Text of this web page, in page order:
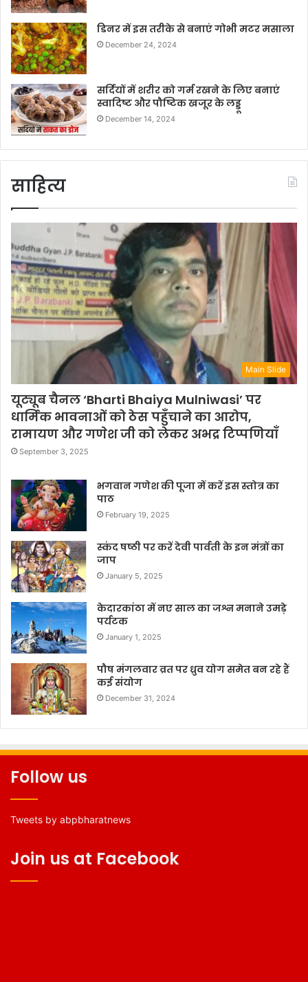
डिनर में इस तरीके से बनाएं गोभी मटर मसाला
December 24, 2024
सर्दियों में शरीर को गर्म रखने के लिए बनाएं
स्वादिष्ट और पौष्टिक खजूर के लड्डू
December 14, 2024
साहित्य
Main Slide
यूट्यूब चैनल ‘Bharti Bhaiya Mulniwasi’ पर
धार्मिक भावनाओं को ठेस पहुँचाने का आरोप,
रामायण और गणेश जी को लेकर अभद्र टिप्पणियाँ
September 3, 2025
भगवान गणेश की पूजा में करें इस स्तोत्र का
पाठ
February 19, 2025
स्कंद षष्ठी पर करें देवी पार्वती के इन मंत्रों का
जाप
January 5, 2025
केदारकांठा में नए साल का जश्न मनाने उमड़े
पर्यटक
January 1, 2025
पौष मंगलवार व्रत पर ध्रुव योग समेत बन रहे हैं
कई संयोग
December 31, 2024
Follow us
Tweets by abpbharatnews
Join us at Facebook